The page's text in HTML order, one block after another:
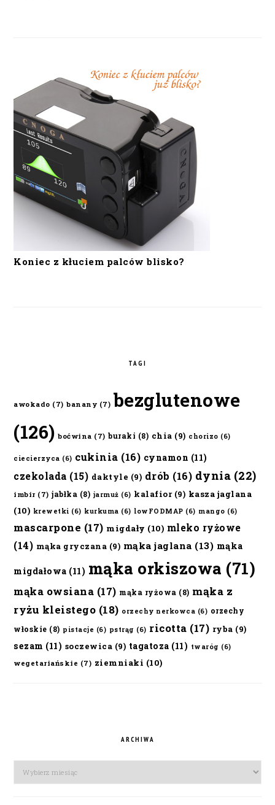
Koniec z kłuciem palców blisko?
TAGI
awokado (7) banany (7) bezglutenowe
(126) boćwina (7) buraki (8) chia (9) chorizo (6)
ciecierzyca (6) cukinia (16) cynamon (11)
czekolada (15) daktyle (9) drób (16) dynia (22)
imbir (7) jabłka (8) jarmuż (6) kalafior(9) kasza jaglana
(10) krewetki (6) kurkuma (6) lowFODMAP (6) mango (6)
mascarpone (17) migdały (10) mleko ryżowe
(14) mąka gryczana (9) mąka jaglana (13) mąka
migdałowa (11) mąka orkiszowa (71)
mąka owsiana (17) mąka ryżowa (8) mąka z
ryżu kleistego (18) orzechy nerkowca (6) orzechy
włoskie (8) pistacje (6) pstrąg (6) ricotta (17) ryba (9)
sezam (11) soczewica (9) tagatoza (11) twaróg (6)
wegetariańskie (7) ziemniaki (10)
ARCHIWA
Archiwa